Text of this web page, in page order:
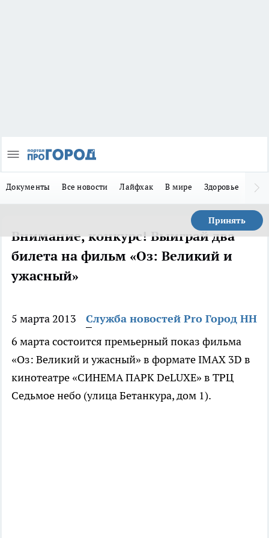
Документы Все новости Лайфхак В мире Здоровье
Принять
Внимание, конкурс! Выиграй два
билета на фильм «Оз: Великий и
ужасный»
5 марта 2013
Служба новостей Pro Город НН
6 марта состоится премьерный показ фильма
«Оз: Великий и ужасный» в формате IMAX 3D в
кинотеатре «СИНЕМА ПАРК DeLUXE» в ТРЦ
Седьмое небо (улица Бетанкура, дом 1).